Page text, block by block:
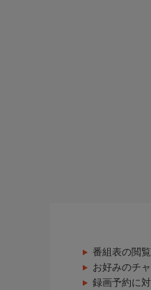
番組表の閲
お好みのチ
録画予約に